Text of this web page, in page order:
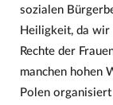
sozialen
Heiligkeit, da wir
Rechte der
manchen hohen
Polen